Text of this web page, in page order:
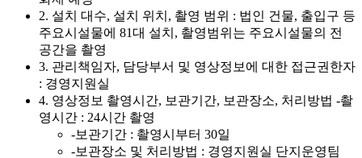
2. 설치 대수, 설치 위치, 촬영 범위 : 법인 건물, 출입구 등
주요시설물에 81대 설치, 촬영범위는 주요시설물의 전
공간을 촬영
3. 관리책임자, 담당부서 및 영상정보에 대한 접근권한자
: 경영지원실
4. 영상정보 촬영시간, 보관기간, 보관장소, 처리방법 -촬
영시간 : 24시간 촬영
-보관기간 : 촬영시부터 30일
-보관장소 및 처리방법 : 경영지원실 단지운영팀